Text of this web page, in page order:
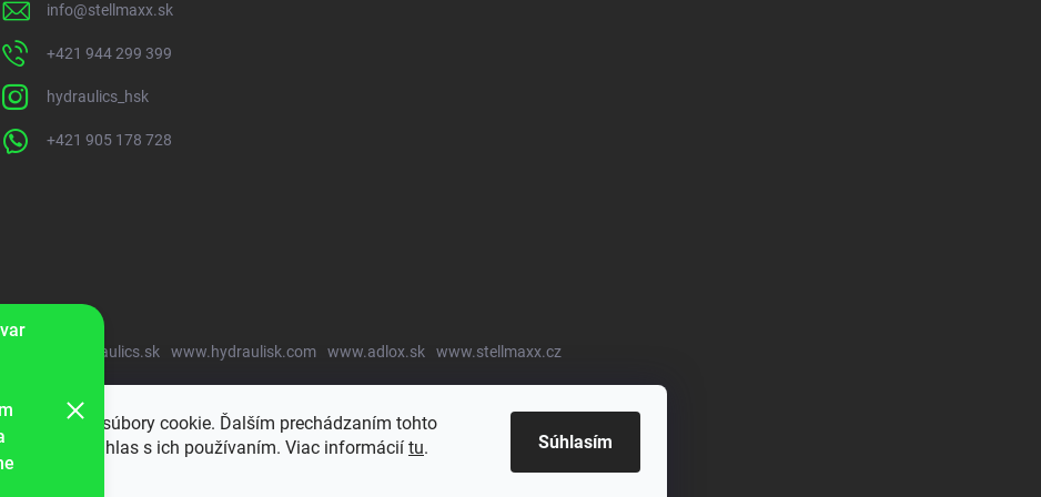
používa súbory cookie. Ďalším prechádzaním tohto
súhlas s ich používaním. Viac informácií tu. Súhlasím
info@stellmaxx.sk
+421 944 299 399
hydraulics_hsk
+421 905 178 728
www.hydraulics.sk www.hydraulisk.com www.adlox.sk www.stellmaxx.cz